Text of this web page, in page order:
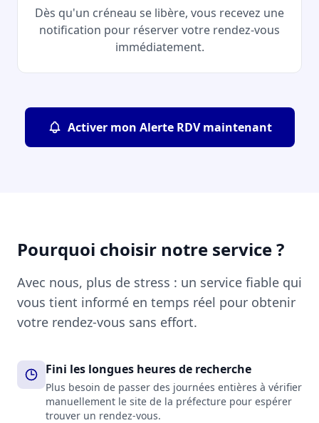
Dès qu'un créneau se libère, vous recevez une
notification pour réserver votre rendez-vous
immédiatement.
Activer mon Alerte RDV maintenant
Pourquoi choisir notre service ?
Avec nous, plus de stress : un service fiable qui
vous tient informé en temps réel pour obtenir
votre rendez-vous sans effort.
Fini les longues heures de recherche
Plus besoin de passer des journées entières à vérifier
manuellement le site de la préfecture pour espérer
trouver un rendez-vous.